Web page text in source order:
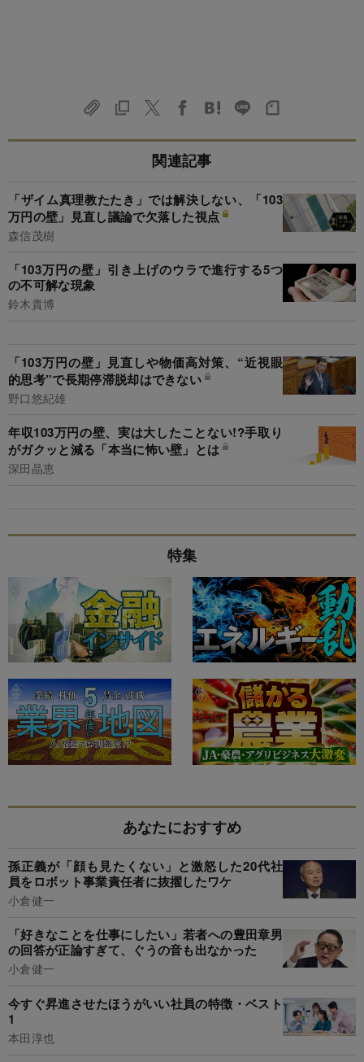
関連記事
「ザイム真理教たたき」では解決しない、「103
万円の壁」見直し議論で欠落した視点
森信茂樹
「103万円の壁」引き上げのウラで進行する5つ
の不可解な現象
鈴木貴博
「103万円の壁」見直しや物価高対策、“近視眼
的思考”で長期停滞脱却はできない
野口悠紀雄
年収103万円の壁、実は大したことない!?手取り
がガクッと減る「本当に怖い壁」とは
深田晶恵
特集
あなたにおすすめ
孫正義が「顔も見たくない」と激怒した20代社
員をロボット事業責任者に抜擢したワケ
小倉健一
「好きなことを仕事にしたい」若者への豊田章男
の回答が正論すぎて、ぐうの音も出なかった
小倉健一
今すぐ昇進させたほうがいい社員の特徴・ベスト
1
本田淳也